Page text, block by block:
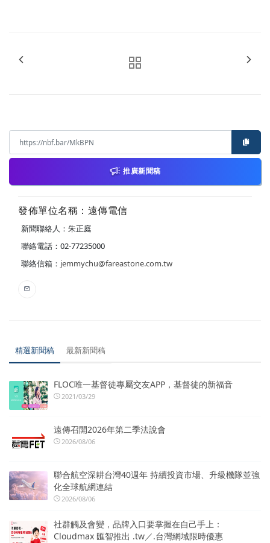
推廣新聞稿
發佈單位名稱：遠傳電信
新聞聯絡人：朱正庭
聯絡電話：02-77235000
聯絡信箱： jemmychu@fareastone.com.tw
精選新聞稿 最新新聞稿
FLOC唯一基督徒專屬交友APP，基督徒的新福音
2021/03/29
遠傳召開2026年第二季法說會
2026/08/06
聯合航空深耕台灣40週年 持續投資市場、升級機隊並強
化全球航網連結
2026/08/06
社群觸及會變，品牌入口要掌握在自己手上：
Cloudmax 匯智推出 .tw／.台灣網域限時優惠